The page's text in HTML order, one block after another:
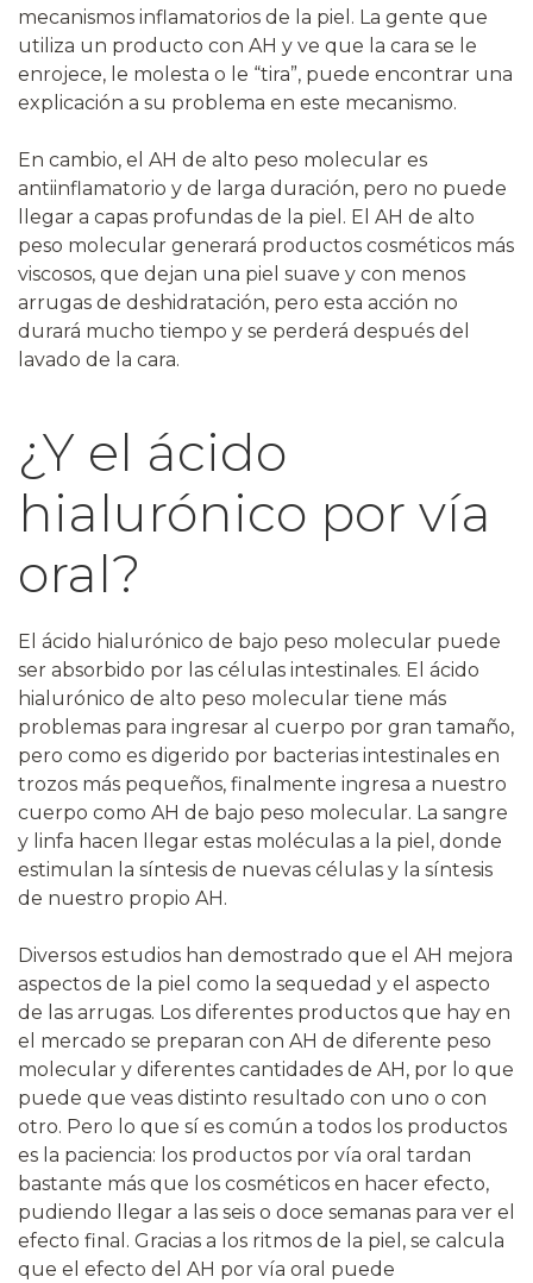
mecanismos inflamatorios de la piel. La gente que
utiliza un producto con AH y ve que la cara se le
enrojece, le molesta o le “tira”, puede encontrar una
explicación a su problema en este mecanismo.
En cambio, el AH de alto peso molecular es
antiinflamatorio y de larga duración, pero no puede
llegar a capas profundas de la piel. El AH de alto
peso molecular generará productos cosméticos más
viscosos, que dejan una piel suave y con menos
arrugas de deshidratación, pero esta acción no
durará mucho tiempo y se perderá después del
lavado de la cara.
¿Y el ácido
hialurónico por vía
oral?
El ácido hialurónico de bajo peso molecular puede
ser absorbido por las células intestinales. El ácido
hialurónico de alto peso molecular tiene más
problemas para ingresar al cuerpo por gran tamaño,
pero como es digerido por bacterias intestinales en
trozos más pequeños, finalmente ingresa a nuestro
cuerpo como AH de bajo peso molecular. La sangre
y linfa hacen llegar estas moléculas a la piel, donde
estimulan la síntesis de nuevas células y la síntesis
de nuestro propio AH.
Diversos estudios han demostrado que el AH mejora
aspectos de la piel como la sequedad y el aspecto
de las arrugas. Los diferentes productos que hay en
el mercado se preparan con AH de diferente peso
molecular y diferentes cantidades de AH, por lo que
puede que veas distinto resultado con uno o con
otro. Pero lo que sí es común a todos los productos
es la paciencia: los productos por vía oral tardan
bastante más que los cosméticos en hacer efecto,
pudiendo llegar a las seis o doce semanas para ver el
efecto final. Gracias a los ritmos de la piel, se calcula
que el efecto del AH por vía oral puede